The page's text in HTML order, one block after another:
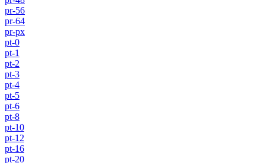
pr-56
pr-64
pr-px
pt-0
pt-1
pt-2
pt-3
pt-4
pt-5
pt-6
pt-8
pt-10
pt-12
pt-16
pt-20